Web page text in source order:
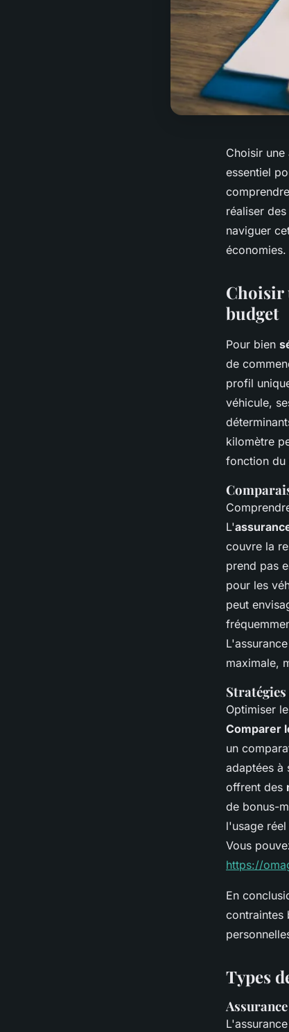
Choisir
essentiel
réaliser
naviguer
économies.
Choisir
budget
Pour bien
de
profil
véhicule,
kilomètre
fonction du
L'
couvre la
prend pas
pour les
peut
maximale,
Optimiser
Comparer
un
adaptées à
offrent des
de bonus-
l'usage
Vous
https://
En
contraintes
Types